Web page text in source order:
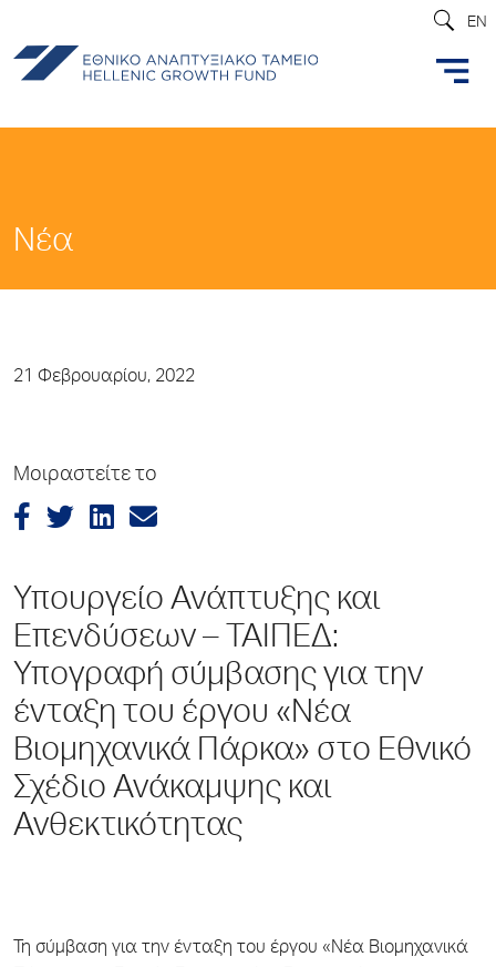
EN
Νέα
21 Φεβρουαρίου, 2022
Μοιραστείτε το
Υπουργείο Ανάπτυξης και
Επενδύσεων – ΤΑΙΠΕΔ:
Υπογραφή σύμβασης για την
ένταξη του έργου «Νέα
Βιομηχανικά Πάρκα» στο Εθνικό
Σχέδιο Ανάκαμψης και
Ανθεκτικότητας
Τη σύμβαση για την ένταξη του έργου «Νέα Βιομηχανικά